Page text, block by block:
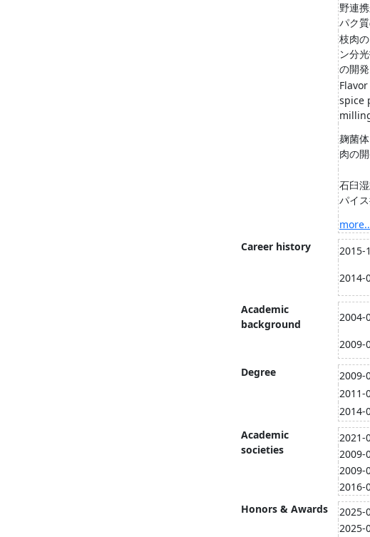
野連
パク
枝肉
ン分
の開発
spice
麹菌
肉の
石臼
パイ
Career history
2015-
2014-
Academic
background
2004-
2009-
Degree 2009-
2011-
2014-
Academic
societies
2021-
2009-
2009-
2016-
Honors & Awards
2025-
2025-